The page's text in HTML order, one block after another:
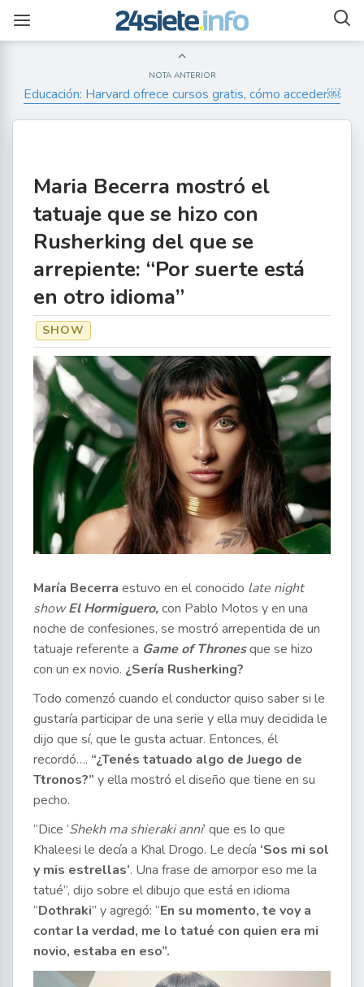
NOTA ANTERIOR
Educación: Harvard ofrece cursos gratis, cómo acceder￼
Maria Becerra mostró el
tatuaje que se hizo con
Rusherking del que se
arrepiente: “Por suerte está
en otro idioma”
SHOW
María Becerra estuvo en el conocido late night
showEl Hormiguero,con Pablo Motos y en una
noche de confesiones, se mostró arrepentida de un
tatuaje referente a Game of Thronesque se hizo
con un ex novio. ¿Sería Rusherking?
Todo comenzó cuando el conductor quiso saber si le
gustaría participar de una serie y ella muy decidida le
dijo que sí, que le gusta actuar. Entonces, él
recordó…. “¿Tenés tatuado algo de Juego de
Ttronos?” y ella mostró el diseño que tiene en su
pecho.
“Dice ‘Shekh ma shieraki anni’ que es lo que
Khaleesi le decía a Khal Drogo. Le decía ‘Sos mi sol
y mis estrellas’. Una frase de amorpor eso me la
tatué”, dijo sobre el dibujo que está en idioma
“Dothraki” y agregó: “En su momento, te voy a
contar la verdad, me lo tatué con quien era mi
novio, estaba en eso”.